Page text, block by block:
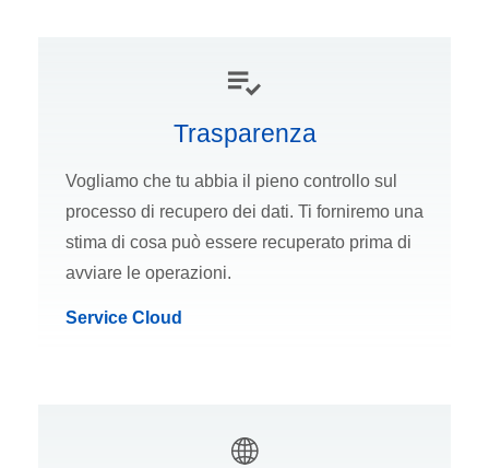
Trasparenza
Vogliamo che tu abbia il pieno controllo sul
processo di recupero dei dati. Ti forniremo una
stima di cosa può essere recuperato prima di
avviare le operazioni.
Service Cloud